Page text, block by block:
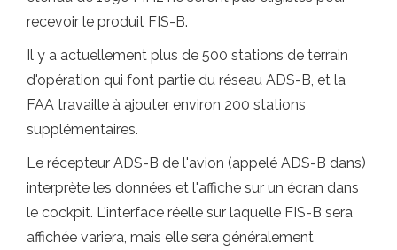
recevoir le produit FIS-B.
Il y a actuellement plus de 500 stations de terrain
d'opération qui font partie du réseau ADS-B, et la
FAA travaille à ajouter environ 200 stations
supplémentaires.
Le récepteur ADS-B de l'avion (appelé ADS-B dans)
interprète les données et l'affiche sur un écran dans
le cockpit. L'interface réelle sur laquelle FIS-B sera
affichée variera, mais elle sera généralement